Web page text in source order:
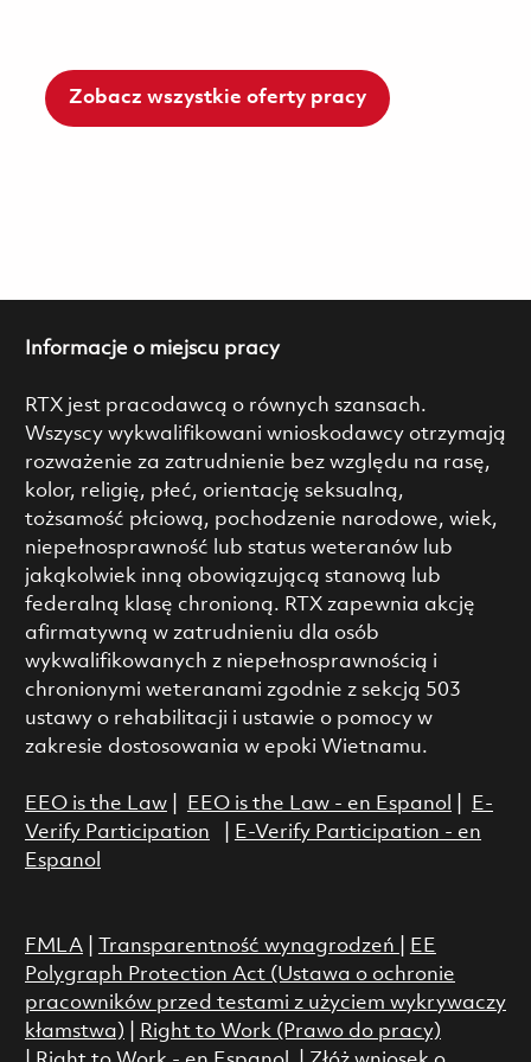
Zobacz wszystkie oferty pracy
Informacje o miejscu pracy
RTX jest pracodawcą o równych szansach.
Wszyscy wykwalifikowani wnioskodawcy otrzymają
rozważenie za zatrudnienie bez względu na rasę,
kolor, religię, płeć, orientację seksualną,
tożsamość płciową, pochodzenie narodowe, wiek,
niepełnosprawność lub status weteranów lub
jakąkolwiek inną obowiązującą stanową lub
federalną klasę chronioną. RTX zapewnia akcję
afirmatywną w zatrudnieniu dla osób
wykwalifikowanych z niepełnosprawnością i
chronionymi weteranami zgodnie z sekcją 503
ustawy o rehabilitacji i ustawie o pomocy w
zakresie dostosowania w epoki Wietnamu.
EEO is the Law| EEO is the Law - en Espanol
E-
Verify Participation
E-Verify Participation - en
Espanol
FMLA| Transparentność wynagrodzeń
EE
Polygraph Protection Act (Ustawa o ochronie
pracowników przed testami z użyciem wykrywaczy
kłamstwa)
Right to Work (Prawo do pracy)